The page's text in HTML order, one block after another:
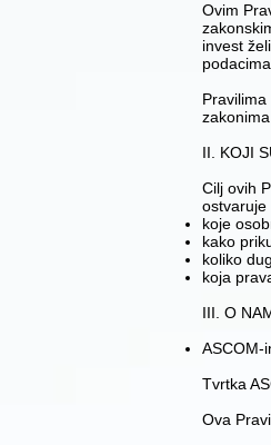
Ovim
invest
II. KOJI
Cilj ovih
ostvaruje
​koje
​kako
​koliko
​koja
III. O
​ASCOM-
Tvrtka
Ova